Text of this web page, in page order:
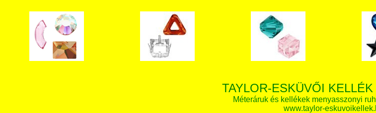
TAYLOR-ESKÜVŐI
Méteráruk és kellékek menyasszonyi
www.taylor-